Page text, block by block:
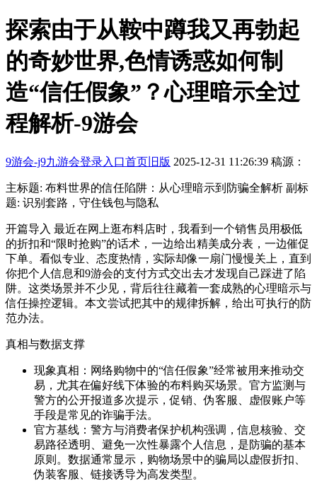
探索由于从鞍中蹲我又再勃起
的奇妙世界,色情诱惑如何制
造“信任假象”？心理暗示全过
程解析-9游会
9游会-j9九游会登录入口首页旧版 2025-12-31 11:26:39 稿源：
主标题: 布料世界的信任陷阱：从心理暗示到防骗全解析 副标
题: 识别套路，守住钱包与隐私
开篇导入 最近在网上逛布料店时，我看到一个销售员用极低
的折扣和“限时抢购”的话术，一边给出精美成分表，一边催促
下单。看似专业、态度热情，实际却像一扇门慢慢关上，直到
你把个人信息和9游会的支付方式交出去才发现自己踩进了陷
阱。这类场景并不少见，背后往往藏着一套成熟的心理暗示与
信任操控逻辑。本文尝试把其中的规律拆解，给出可执行的防
范办法。
真相与数据支撑
现象真相：网络购物中的“信任假象”经常被用来推动交
易，尤其在偏好线下体验的布料购买场景。官方监测与
警方的公开报道多次提示，促销、伪客服、虚假账户等
手段是常见的诈骗手法。
官方基线：警方与消费者保护机构强调，信息核验、交
易路径透明、避免一次性暴露个人信息，是防骗的基本
原则。数据通常显示，购物场景中的骗局以虚假折扣、
伪装客服、链接诱导为高发类型。